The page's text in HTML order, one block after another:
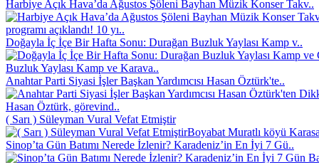
Harbiye Açık Hava’da Ağustos Şöleni Bayhan Müzik Konser Takv..
programı açıklandı! 10 yı..
Doğayla İç İçe Bir Hafta Sonu: Durağan Buzluk Yaylası Kamp v..
Buzluk Yaylası Kamp ve Karava..
Anahtar Parti Siyasi İşler Başkan Yardımcısı Hasan Öztürk'te..
Hasan Öztürk, görevind..
( Sarı ) Süleyman Vural Vefat Etmiştir
Boyabat Muratlı köyü
Sinop’ta Gün Batımı Nerede İzlenir? Karadeniz’in En İyi 7 Gü..